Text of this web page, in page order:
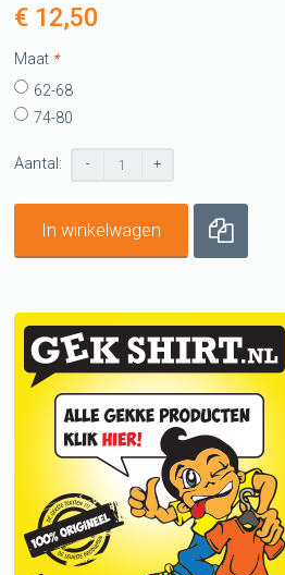
€ 12,50
*
Maat
62-68
74-80
Aantal: - +
In winkelwagen